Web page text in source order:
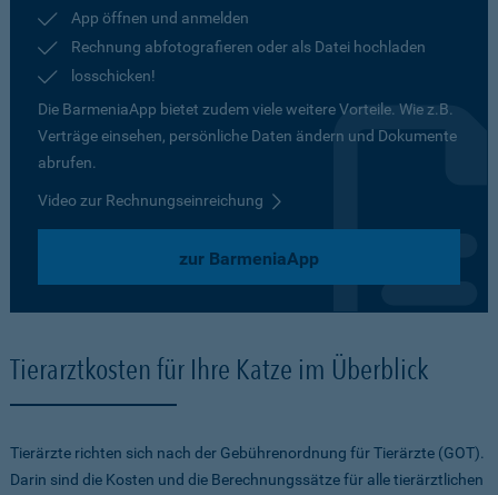
App öffnen und anmelden
Rechnung abfotografieren oder als Datei hochladen
losschicken!
Die BarmeniaApp bietet zudem viele weitere Vorteile. Wie z.B.
Verträge einsehen, persönliche Daten ändern und Dokumente
abrufen.
Video zur Rechnungseinreichung
zur BarmeniaApp
Tierarztkosten für Ihre Katze im Überblick
Tierärzte richten sich nach der Gebührenordnung für Tierärzte (GOT).
Darin sind die Kosten und die Berechnungssätze für alle tierärztlichen